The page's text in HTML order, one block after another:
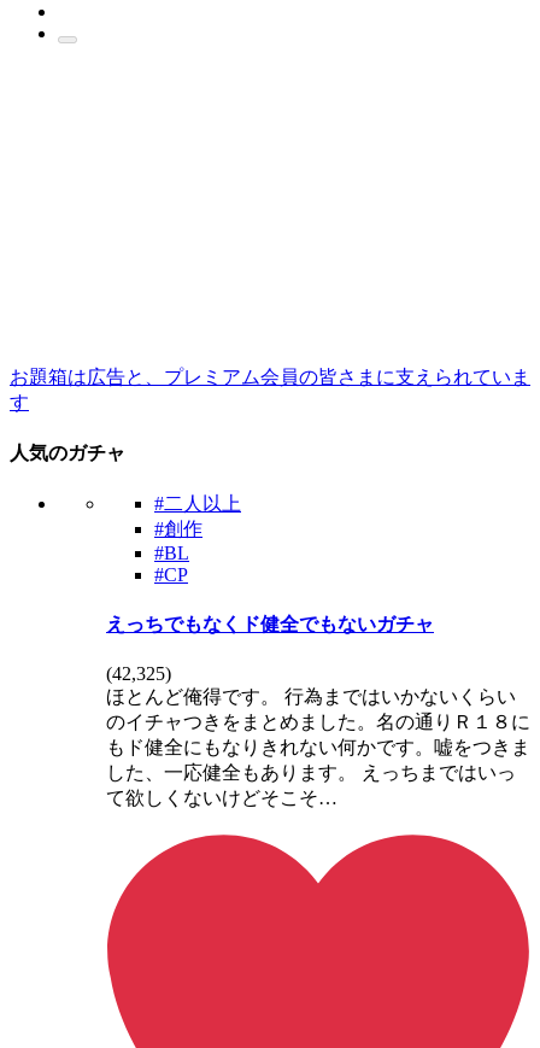
お題箱は広告と、プレミアム会員の皆さまに支えられていま
す
人気のガチャ
#二人以上
#創作
#BL
#CP
えっちでもなくド健全でもないガチャ
(42,325)
ほとんど俺得です。 行為まではいかないくらい
のイチャつきをまとめました。名の通りＲ１８に
もド健全にもなりきれない何かです。嘘をつきま
した、一応健全もあります。 えっちまではいっ
て欲しくないけどそこそ…